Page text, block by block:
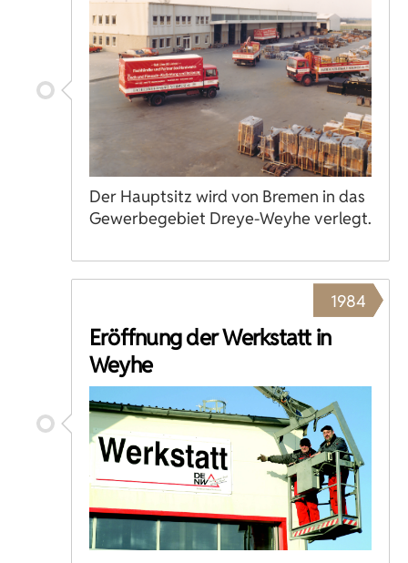
Der Hauptsitz wird von Bremen in das
Gewerbegebiet Dreye-Weyhe verlegt.
1984
Eröffnung der Werkstatt in
Weyhe